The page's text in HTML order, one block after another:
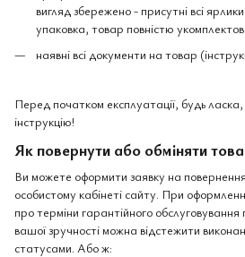
вигляд збережено - присутні всі
упаковка, товар повністю
наявні всі документи на товар
Перед початком експлуатації, будь
інструкцію!
Як повернути або обміняти
Ви можете оформити заявку на
особистому кабінеті сайту. При
про терміни гарантійного
вашої зручності можна відстежити
статусами. Або ж: